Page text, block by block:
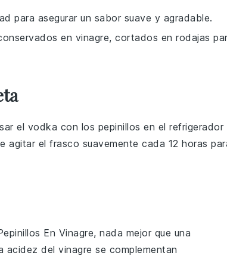
para asegurar un sabor suave y agradable.
en vinagre, cortados en rodajas
el vodka con los pepinillos en el refrigerador
agitar el frasco suavemente cada 12 horas
En Vinagre, nada mejor que una
acidez del vinagre se complementan